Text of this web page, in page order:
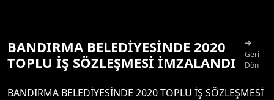
BANDIRMA BELEDİYESİNDE 2020
TOPLU İŞ SÖZLEŞMESİ İMZALANDI
Geri
Dön
BANDIRMA BELEDİYESİNDE 2020 TOPLU İŞ SÖZLEŞMESİ